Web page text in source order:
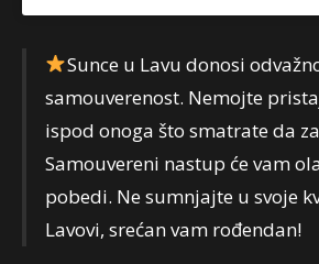
Sunce u Lavu donosi
samouverenost. Nemojte
ispod onoga što smatrate da
Samouvereni nastup će vam
pobedi. Ne sumnjajte u svoje
Lavovi, srećan vam rođendan!